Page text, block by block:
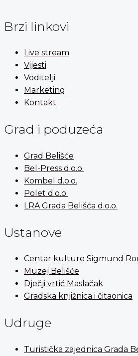
Brzi linkovi
Live stream
Vijesti
Voditelji
Marketing
Kontakt
Grad i poduzeća
Grad Belišće
Bel-Press d.o.o.
Kombel d.o.o.
Polet d.o.o.
LRA Grada Belišća d.o.o.
Ustanove
Centar kulture Sigmund
Muzej Belišće
Dječji vrtić Maslačak
Gradska knjižnica i čitaonica
Udruge
Turistička zajednica Grada